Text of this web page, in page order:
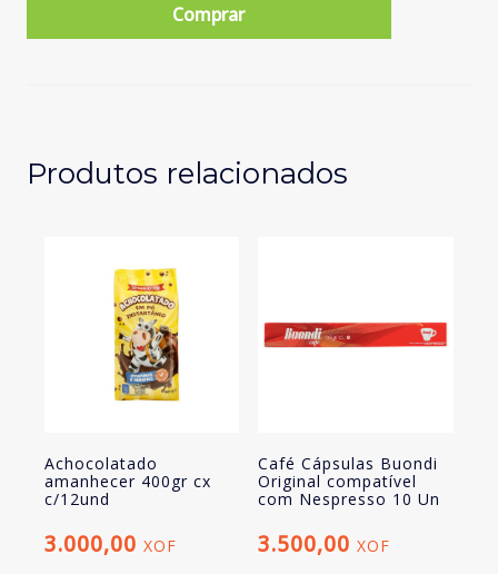
Nesquik
Comprar
Produtos relacionados
Achocolatado
amanhecer 400gr cx
c/12und
3.000,00 XOF
Café Cápsulas Buondi
Original compatível
com Nespresso 10 Un
3.500,00XOF